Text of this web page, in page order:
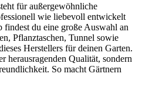
für außergewöhnliche
wie liebevoll entwickelt
findest du eine große Auswahl an
Pflanztaschen, Tunnel sowie
Herstellers für deinen Garten.
herausragenden Qualität, sondern
So macht Gärtnern